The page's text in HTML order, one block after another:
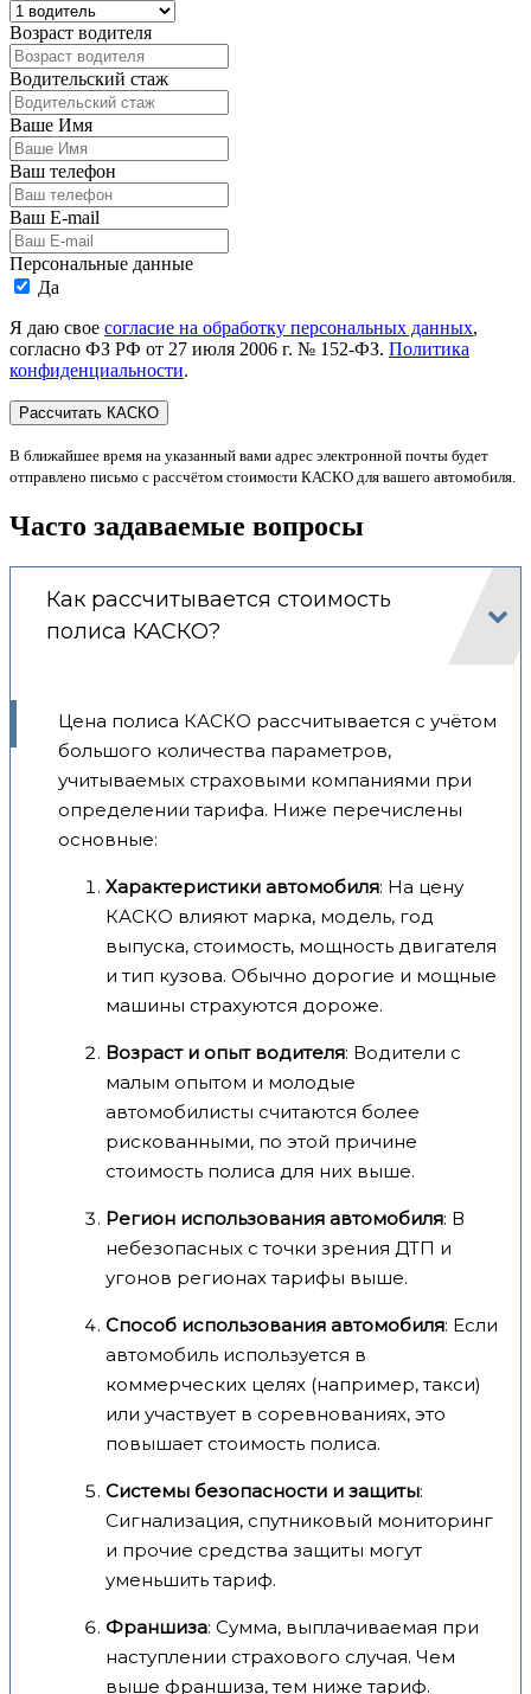
Возраст водителя
Водительский стаж
Ваше Имя
Ваш телефон
Ваш E-mail
Персональные данные
Да
Я даю свое согласие на обработку персональных данных,
согласно ФЗ РФ от 27 июля 2006 г. № 152-ФЗ. Политика
конфиденциальности.
В ближайшее время на указанный вами адрес электронной почты будет
отправлено письмо с рассчётом стоимости КАСКО для вашего автомобиля.
Часто задаваемые вопросы
Как рассчитывается стоимость
полиса КАСКО?
Цена полиса КАСКО рассчитывается с учётом
большого количества параметров,
учитываемых страховыми компаниями при
определении тарифа. Ниже перечислены
основные:
Характеристики автомобиля: На цену
КАСКО влияют марка, модель, год
выпуска, стоимость, мощность двигателя
и тип кузова. Обычно дорогие и мощные
машины страхуются дороже.
Возраст и опыт водителя: Водители с
малым опытом и молодые
автомобилисты считаются более
рискованными, по этой причине
стоимость полиса для них выше.
Регион использования автомобиля: В
небезопасных с точки зрения ДТП и
угонов регионах тарифы выше.
Способ использования автомобиля: Если
автомобиль используется в
коммерческих целях (например, такси)
или участвует в соревнованиях, это
повышает стоимость полиса.
Системы безопасности и защиты:
Сигнализация, спутниковый мониторинг
и прочие средства защиты могут
уменьшить тариф.
Франшиза: Сумма, выплачиваемая при
наступлении страхового случая. Чем
выше франшиза, тем ниже тариф.